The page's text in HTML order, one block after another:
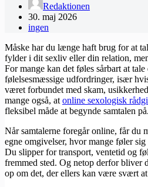
Redaktionen
30. maj 2026
ingen
Måske har du længe haft brug for at
fylder i dit sexliv eller din relation,
For mange kan det føles sårbart at
følelsesmæssige udfordringer, især
været forbundet med skam,
mange også, at online sexologisk
fleksibel måde at begynde samtalen på.
Når samtalerne foregår online, får du
egne omgivelser, hvor mange føler
Du slipper for transport, ventetid og
fremmed sted. Og netop derfor bliver
op om det, der ellers kan være svært